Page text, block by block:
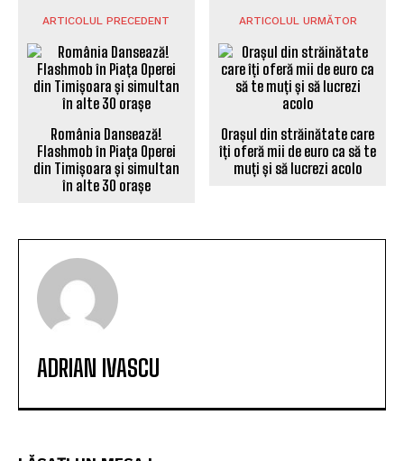
ARTICOLUL PRECEDENT
România Dansează!
Flashmob în Piața Operei
din Timișoara și simultan
în alte 30 orașe
ARTICOLUL URMĂTOR
Orașul din străinătate care
îți oferă mii de euro ca să te
muți și să lucrezi acolo
ADRIAN IVASCU